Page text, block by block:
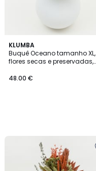
KLUMBA
Buquê Oceano tamanho XL,
flores secas e preservadas,
48.00 €